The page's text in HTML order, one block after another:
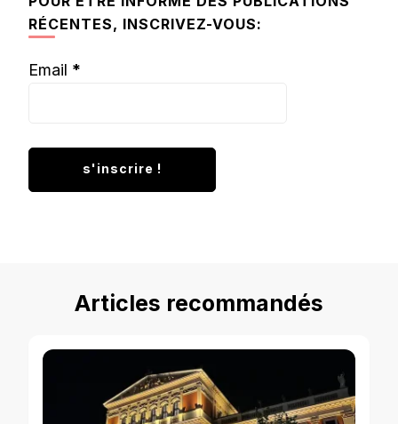
RÉCENTES, INSCRIVEZ-VOUS:
Email *
Articles recommandés